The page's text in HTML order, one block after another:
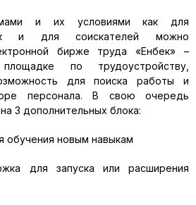
и их условиями как для
и для соискателей можно
бирже труда «Енбек» –
по трудоустройству,
для поиска работы и
персонала. В свою очередь
3 дополнительных блока:
обучения новым навыкам
для запуска или расширения